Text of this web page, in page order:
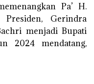
Pa’ H.
Gerindra
menjadi Bupati
2024 mendatang,